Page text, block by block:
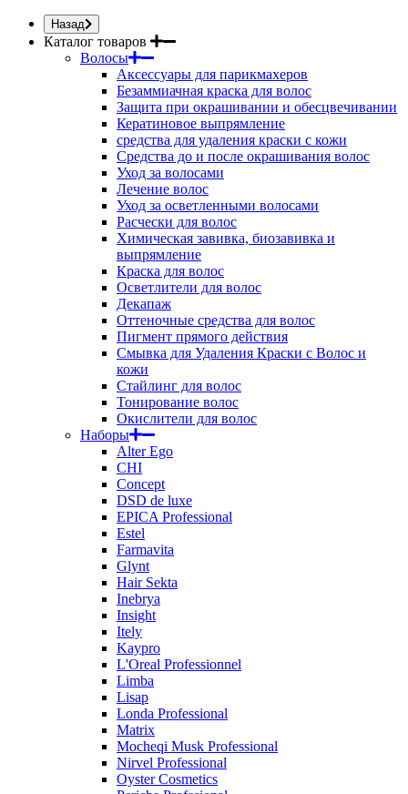
Назад
Каталог товаров
Волосы
Аксессуары для парикмахеров
Безаммиачная краска для волос
Защита при окрашивании и обесцвечивании
Кератиновое выпрямление
средства для удаления краски с кожи
Средства до и после окрашивания волос
Уход за волосами
Лечение волос
Уход за осветленными волосами
Расчески для волос
Химическая завивка, биозавивка и
выпрямление
Краска для волос
Осветлители для волос
Декапаж
Оттеночные средства для волос
Пигмент прямого действия
Смывка для Удаления Краски с Волос и
кожи
Стайлинг для волос
Тонирование волос
Окислители для волос
Наборы
Alter Ego
CHI
Concept
DSD de luxe
EPICA Professional
Estel
Farmavita
Glynt
Hair Sekta
Inebrya
Insight
Itely
Kaypro
L'Oreal Professionnel
Limba
Lisap
Londa Professional
Matrix
Mocheqi Musk Professional
Nirvel Professional
Oyster Cosmetics